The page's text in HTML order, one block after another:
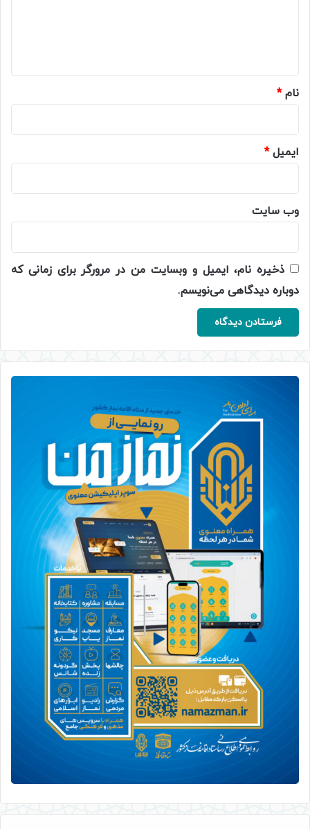
نام*
ایمیل*
وب‌ سایت
ذخیره نام، ایمیل و وبسایت من در مرورگر برای زمانی که
دوباره دیدگاهی می‌نویسم.